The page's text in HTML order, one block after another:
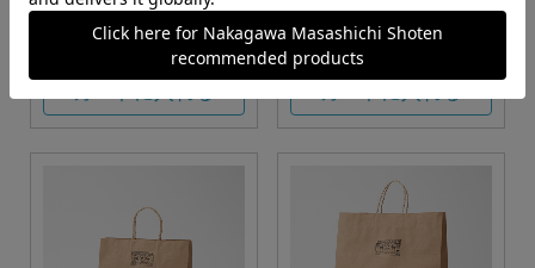
S・M・Lサイズより当店に
Sサイズ